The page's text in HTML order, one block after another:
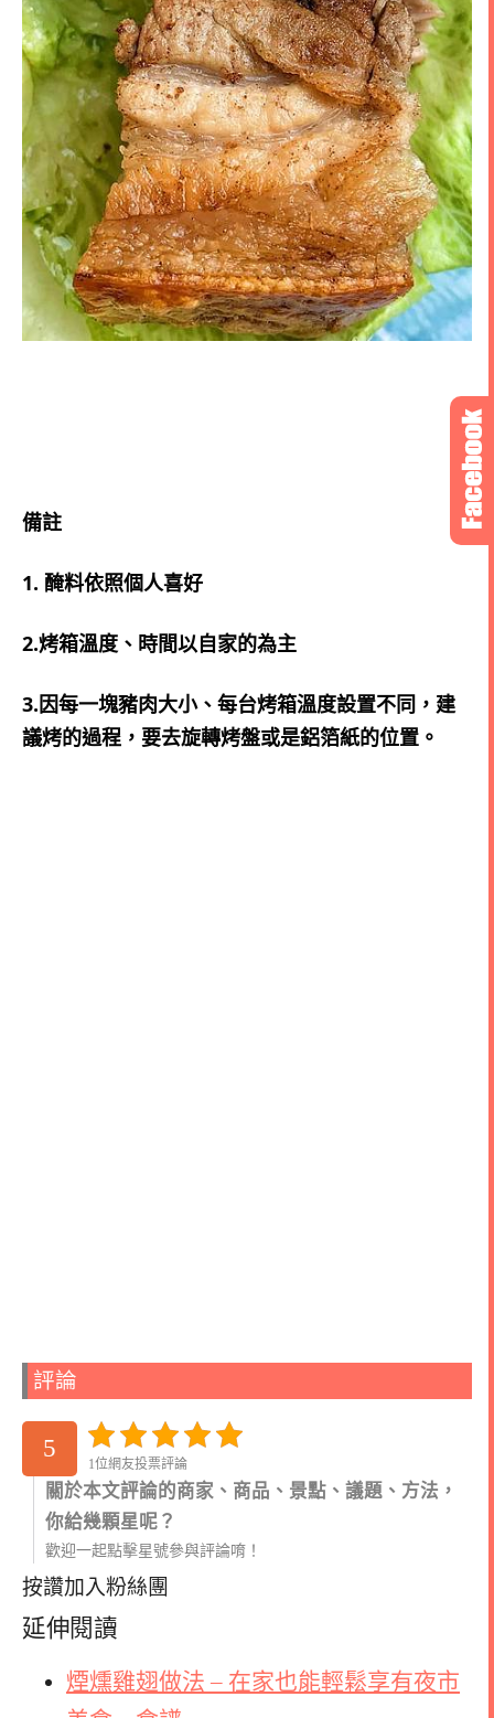
備註
1. 醃料依照個人喜好
2.烤箱溫度、時間以自家的為主
3.因每一塊豬肉大小、每台烤箱溫度設置不同，建
議烤的過程，要去旋轉烤盤或是鋁箔紙的位置。
評論
5
1位網友投票評論
關於本文評論的商家、商品、景點、議題、方法，
你給幾顆星呢？
歡迎一起點擊星號參與評論唷！
按讚加入粉絲團
延伸閱讀
煙燻雞翅做法 – 在家也能輕鬆享有夜市